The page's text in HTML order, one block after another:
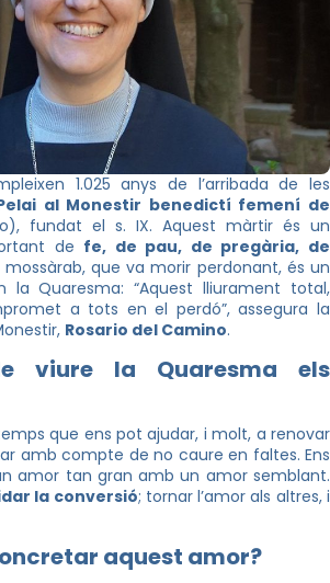
1.025 anys de l’arribada de les
al Monestir benedictí femení de
fundat el s. IX. Aquest màrtir és un
de fe, de pau, de pregària, de
que va morir perdonant, és un
la Quaresma: “Aquest lliurament total,
a tots en el perdó”, assegura la
Rosario del Camino.
viure la Quaresma els
que ens pot ajudar, i molt, a renovar
amb compte de no caure en faltes. Ens
amor tan gran amb un amor semblant.
la conversió; tornar l’amor als altres, i
aquest amor?